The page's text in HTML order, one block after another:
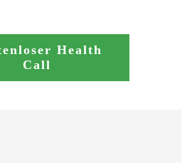
Health
Call